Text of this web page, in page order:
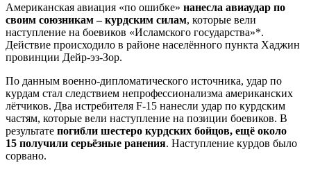
Американская авиация «по ошибке» нанесла авиаудар по
своим союзникам – курдским силам, которые вели
наступление на боевиков «Исламского государства»*.
Действие происходило в районе населённого пункта Хаджин
провинции Дейр-эз-Зор.
По данным военно-дипломатического источника, удар по
курдам стал следствием непрофессионализма американских
лётчиков. Два истребителя F-15 нанесли удар по курдским
частям, которые вели наступление на позиции боевиков. В
результате погибли шестеро курдских бойцов, ещё около
15 получили серьёзные ранения. Наступление курдов было
сорвано.